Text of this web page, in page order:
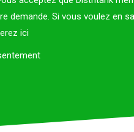
demande. Si vous voulez en
ici